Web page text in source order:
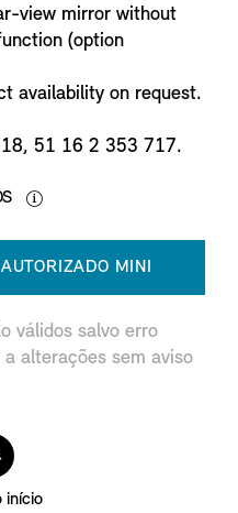
view mirror without
(option
availability on request.
51 16 2 353 717.
MINI
válidos salvo erro
alterações sem aviso
início